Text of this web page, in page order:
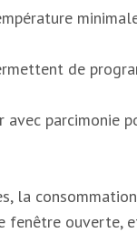
de
parcimonie
la
fenêtre ouverte,